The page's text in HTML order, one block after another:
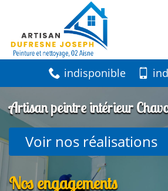
indisponible
Artisan peintre intérieur
Voir nos réalisations
Nos engagements